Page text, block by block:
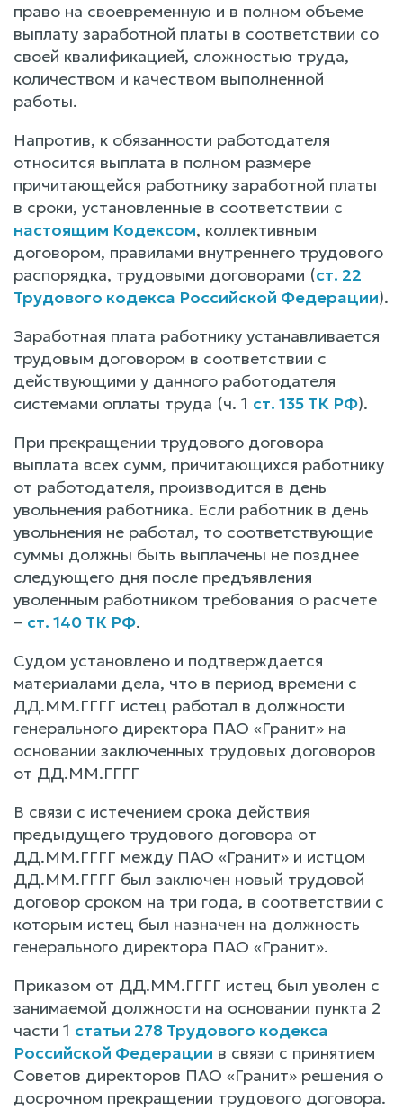
право на своевременную и в полном объеме
выплату заработной платы в соответствии со
своей квалификацией, сложностью труда,
количеством и качеством выполненной
работы.
Напротив, к обязанности работодателя
относится выплата в полном размере
причитающейся работнику заработной платы
в сроки, установленные в соответствии с
настоящим Кодексом, коллективным
договором, правилами внутреннего трудового
распорядка, трудовыми договорами (ст. 22
Трудового кодекса Российской Федерации).
Заработная плата работнику устанавливается
трудовым договором в соответствии с
действующими у данного работодателя
системами оплаты труда (ч. 1 ст. 135 ТК РФ).
При прекращении трудового договора
выплата всех сумм, причитающихся работнику
от работодателя, производится в день
увольнения работника. Если работник в день
увольнения не работал, то соответствующие
суммы должны быть выплачены не позднее
следующего дня после предъявления
уволенным работником требования о расчете
– ст. 140 ТК РФ.
Судом установлено и подтверждается
материалами дела, что в период времени с
ДД.ММ.ГГГГ истец работал в должности
генерального директора ПАО «Гранит» на
основании заключенных трудовых договоров
от ДД.ММ.ГГГГ
В связи с истечением срока действия
предыдущего трудового договора от
ДД.ММ.ГГГГ между ПАО «Гранит» и истцом
ДД.ММ.ГГГГ был заключен новый трудовой
договор сроком на три года, в соответствии с
которым истец был назначен на должность
генерального директора ПАО «Гранит».
Приказом от ДД.ММ.ГГГГ истец был уволен с
занимаемой должности на основании пункта 2
части 1 статьи 278 Трудового кодекса
Российской Федерации в связи с принятием
Советов директоров ПАО «Гранит» решения о
досрочном прекращении трудового договора.